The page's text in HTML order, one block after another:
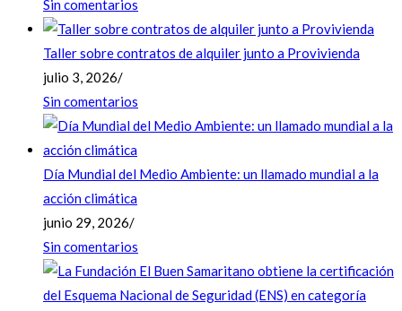
Sin comentarios
Taller sobre contratos de alquiler junto a Provivienda
julio 3, 2026/
Sin comentarios
Día Mundial del Medio Ambiente: un llamado mundial a la
acción climática
junio 29, 2026/
Sin comentarios